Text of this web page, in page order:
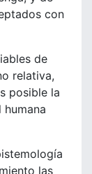
con
de
relativa,
posible la
humana
las